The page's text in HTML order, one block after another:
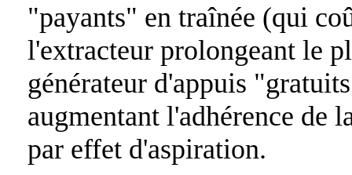
"payants" en traînée (qui
l'extracteur prolongeant le
générateur d'appuis
augmentant l'adhérence de
par effet d'aspiration.